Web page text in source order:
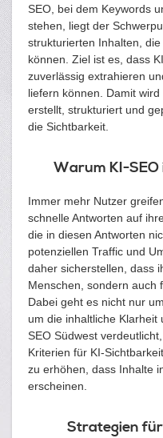
SEO, bei dem Keywords
stehen, liegt der
strukturierten Inhalten,
können. Ziel ist es, dass
zuverlässig extrahieren
liefern können. Damit
erstellt, strukturiert und
die Sichtbarkeit.
Warum KI-
Immer mehr Nutzer
schnelle Antworten auf
die in diesen Antworten
potenziellen Traffic und
daher sicherstellen, dass
Menschen, sondern auch
Dabei geht es nicht nur
um die inhaltliche Klarheit
SEO Südwest
Kriterien für KI-
zu erhöhen, dass Inhalte
erscheinen.
Strategien